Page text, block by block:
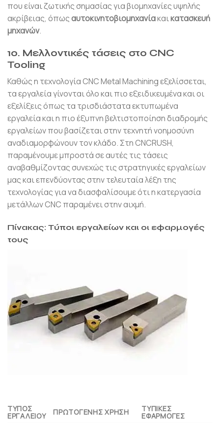
που είναι ζωτικής σημασίας για βιομηχανίες υψηλής
ακρίβειας, όπωςαυτοκινητοβιομηχανίακαικατασκευή
μηχανών.
10. Μελλοντικές τάσεις στο CNC
Tooling
Καθώς η τεχνολογία CNC Metal Machining εξελίσσεται,
τα εργαλεία γίνονται όλο και πιο εξειδικευμένα και οι
εξελίξεις όπως τα τρισδιάστατα εκτυπωμένα
εργαλεία και η πιο έξυπνη βελτιστοποίηση διαδρομής
εργαλείων που βασίζεται στην τεχνητή νοημοσύνη
αναδιαμορφώνουν τον κλάδο. Στη CNCRUSH,
παραμένουμε μπροστά σε αυτές τις τάσεις
αναβαθμίζοντας συνεχώς τις στρατηγικές εργαλείων
μας και επενδύοντας στην τελευταία λέξη της
τεχνολογίας για να διασφαλίσουμε ότι η κατεργασία
μετάλλων CNC παραμένει στην αιχμή.
Πίνακας: Τύποι εργαλείων και οι εφαρμογές
τους
ΤΎΠΟΣ
ΕΡΓΑΛΕΊΟΥ ΠΡΩΤΟΓΕΝΉΣ ΧΡΉΣΗ ΤΥΠΙΚΈΣ
ΕΦΑΡΜΟΓΈΣ